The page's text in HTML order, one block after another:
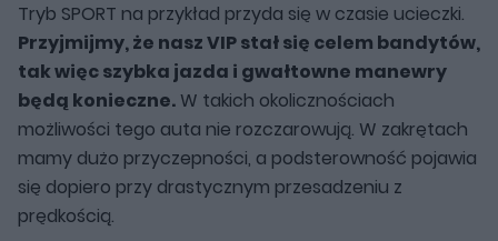
Tryb SPORT na przykład przyda się w czasie ucieczki.
Przyjmijmy, że nasz VIP stał się celem bandytów,
tak więc szybka jazda i gwałtowne manewry
będą konieczne. W takich okolicznościach
możliwości tego auta nie rozczarowują. W zakrętach
mamy dużo przyczepności, a podsterowność pojawia
się dopiero przy drastycznym przesadzeniu z
prędkością.